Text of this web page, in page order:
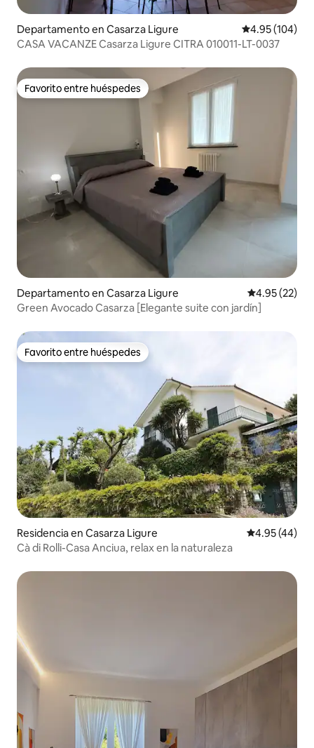
Departamento en Casarza Ligure Calificación
4.95 (104)
CASA VACANZE Casarza Ligure CITRA 010011-LT-0037
Favorito entre huéspedes
Favorito entre huéspedes
Departamento en Casarza Ligure Calificación
4.95 (22)
Green Avocado Casarza [Elegante suite con jardín]
Favorito entre huéspedes
Favorito entre huéspedes
Residencia en Casarza Ligure Calificación
4.95 (44)
Cà di Rolli-Casa Anciua, relax en la naturaleza